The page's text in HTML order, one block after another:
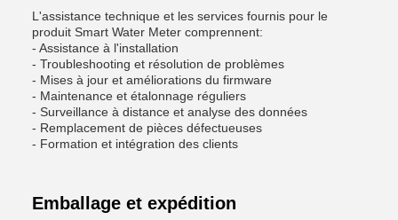
L'assistance technique et les services fournis pour le
produit Smart Water Meter comprennent:
- Assistance à l'installation
- Troubleshooting et résolution de problèmes
- Mises à jour et améliorations du firmware
- Maintenance et étalonnage réguliers
- Surveillance à distance et analyse des données
- Remplacement de pièces défectueuses
- Formation et intégration des clients
Emballage et expédition